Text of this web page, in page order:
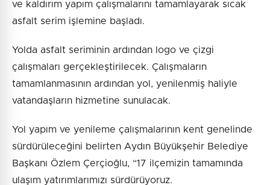
ve kaldırım yapım çalışmalarını tamamlayarak sıcak
asfalt serim işlemine başladı.
Yolda asfalt seriminin ardından logo ve çizgi
çalışmaları gerçekleştirilecek. Çalışmaların
tamamlanmasının ardından yol, yenilenmiş haliyle
vatandaşların hizmetine sunulacak.
Yol yapım ve yenileme çalışmalarının kent genelinde
sürdürüleceğini belirten Aydın Büyükşehir Belediye
Başkanı Özlem Çerçioğlu, “17 ilçemizin tamamında
ulaşım yatırımlarımızı sürdürüyoruz.